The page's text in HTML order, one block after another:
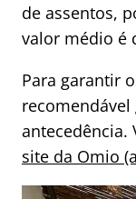
de assentos,
valor médio é
Para garantir
antecedência.
site da Omio